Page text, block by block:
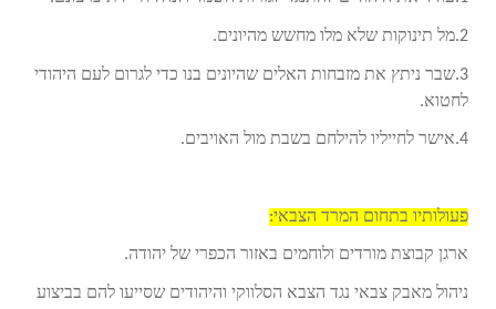
2.מל תינוקות שלא מלו מחשש מהיונים.
3.שבר ניתץ את מזבחות האלים שהיונים בנו כדי לגרום לעם היהודי
לחטוא.
4.אישר לחייליו להילחם בשבת מול האויבים.
פעולותיו בתחום המרד הצבאי:
ארגן קבוצת מורדים ולוחמים באזור הכפרי של יהודה.
ניהול מאבק צבאי נגד הצבא הסלווקי והיהודים שסייעו להם בביצוע